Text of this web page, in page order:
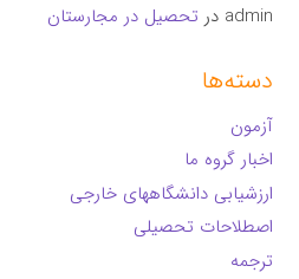
admin در تحصیل در مجارستان
دسته‌ها
آزمون
اخبار گروه ما
ارزشیابی دانشگاههای خارجی
اصطلاحات تحصیلی
ترجمه